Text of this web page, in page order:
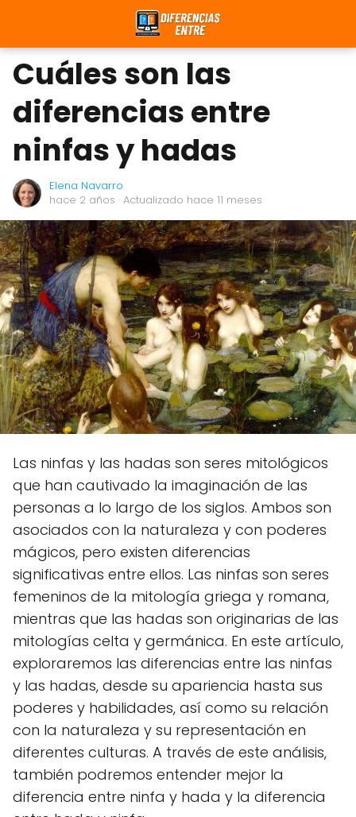
Cuáles son las
diferencias entre
ninfas y hadas
Elena Navarro
hace 2 años · Actualizado hace 11 meses
Las ninfas y las hadas son seres mitológicos
que han cautivado la imaginación de las
personas a lo largo de los siglos. Ambos son
asociados con la naturaleza y con poderes
mágicos, pero existen diferencias
significativas entre ellos. Las ninfas son seres
femeninos de la mitología griega y romana,
mientras que las hadas son originarias de las
mitologías celta y germánica. En este artículo,
exploraremos las diferencias entre las ninfas
y las hadas, desde su apariencia hasta sus
poderes y habilidades, así como su relación
con la naturaleza y su representación en
diferentes culturas. A través de este análisis,
también podremos entender mejor la
diferencia entre ninfa y hada y la diferencia